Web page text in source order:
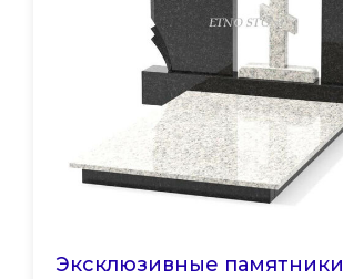
Эксклюзивные памятники